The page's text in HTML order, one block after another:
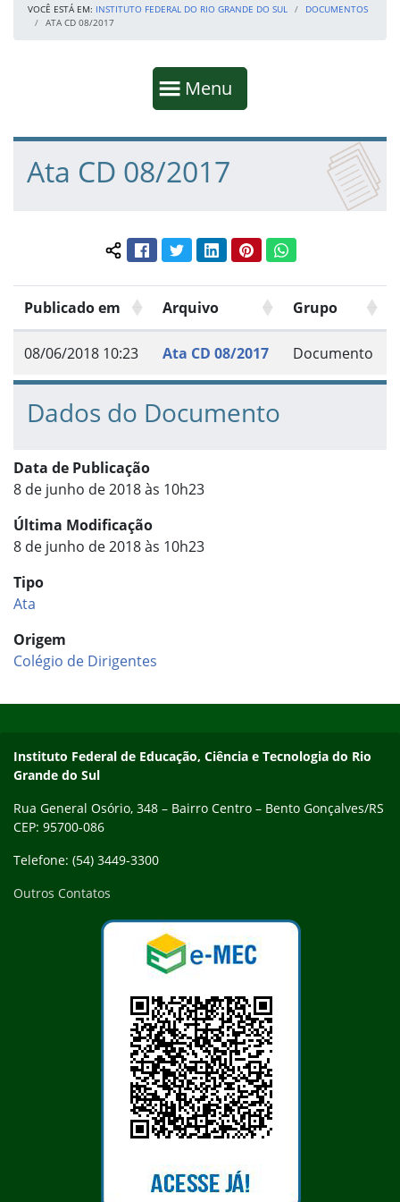
VOCÊ ESTÁ EM: INSTITUTO FEDERAL DO RIO GRANDE DO SUL
DOCUMENTOS
ATA CD 08/2017
Mostrar
Menu
Fim da navegação
Início do conteúdo
Ata CD 08/2017
Compartilhar conteúdo:
FacebookTwitterLinkedInPinterestWhatsApp
Publicado em Arquivo Grupo
08/06/2018 10:23 Ata CD 08/2017 Documento
Dados do Documento
Data de Publicação
8 de junho de 2018 às 10h23
Última Modificação
8 de junho de 2018 às 10h23
Tipo
Ata
Origem
Colégio de Dirigentes
Contato
Instituto Federal de Educação, Ciência e Tecnologia do Rio
Grande do Sul
Rua General Osório, 348 – Bairro Centro – Bento Gonçalves/RS
CEP: 95700-086
Telefone: (54) 3449-3300
Outros Contatos